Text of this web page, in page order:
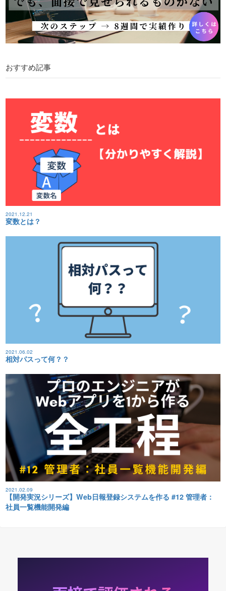
おすすめ記事
2021.12.21
変数とは？
2021.06.02
相対パスって何？？
2021.02.09
【開発実況シリーズ】Web日報登録システムを作る #12 管理者：
社員一覧機能開発編